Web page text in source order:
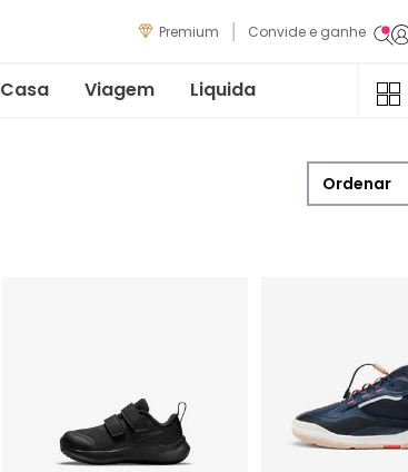
Premium Convide e ganhe
Casa Viagem Liquida